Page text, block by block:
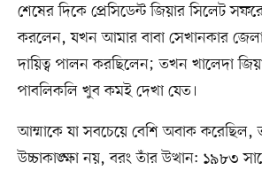
শেষের দিকে প্রেসিডেন্ট জিয়ার সিলেট
করলেন, যখন আমার বাবা সেখানকার জেলা
দায়িত্ব পালন করছিলেন; তখন খালেদা
পাবলিকলি খুব কমই দেখা যেত।
আম্মাকে যা সবচেয়ে বেশি অবাক করেছিল,
উচ্চাকাঙ্ক্ষা নয়, বরং তাঁর উত্থান: ১৯৮৩